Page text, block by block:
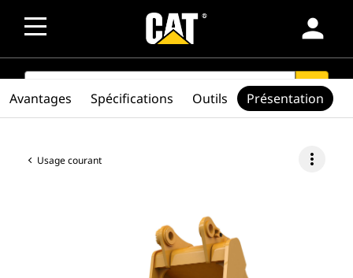
person
SEARCH search
Usage courant more_vert
Avantages Spécifications Outils Présentation